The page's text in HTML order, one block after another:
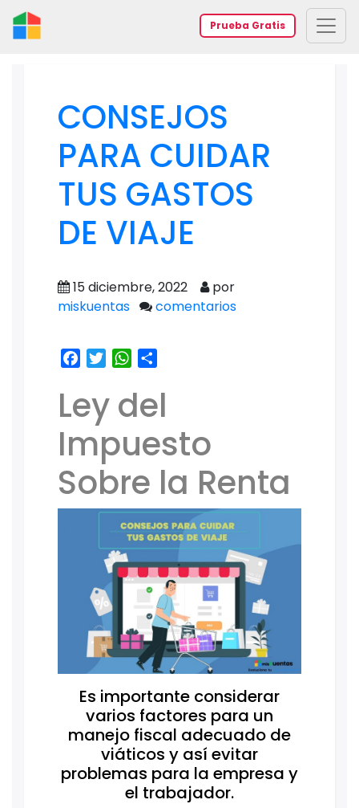
Prueba Gratis
CONSEJOS
PARA CUIDAR
TUS GASTOS
DE VIAJE
15 diciembre, 2022
por
miskuentas
comentarios
Facebook
TwitterWhatsApp
Ley del
Impuesto
Sobre la Renta
Es importante considerar
varios factores para un
manejo fiscal adecuado de
viáticos y así evitar
problemas para la empresa y
el trabajador.